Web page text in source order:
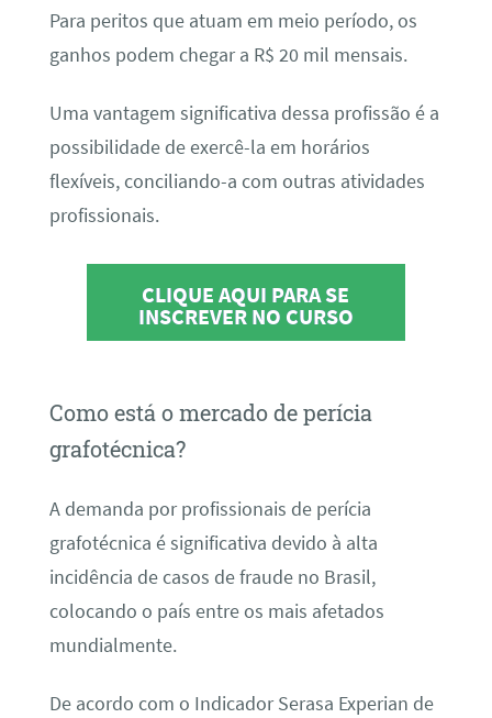
Para peritos que atuam em meio período, os
ganhos podem chegar a R$ 20 mil mensais.
Uma vantagem significativa dessa profissão é a
possibilidade de exercê-la em horários
flexíveis, conciliando-a com outras atividades
profissionais.
CLIQUE AQUI PARA SE
INSCREVER NO CURSO
Como está o mercado de perícia
grafotécnica?
A demanda por profissionais de perícia
grafotécnica é significativa devido à alta
incidência de casos de fraude no Brasil,
colocando o país entre os mais afetados
mundialmente.
De acordo com o Indicador Serasa Experian de